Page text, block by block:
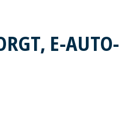
E-AUTO-